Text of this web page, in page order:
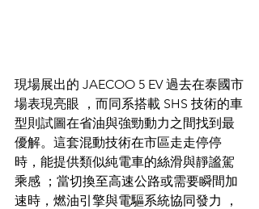
現場展出的 JAECOO 5 EV 過去在泰國市
場表現亮眼 ，而同系搭載 SHS 技術的車
型則試圖在省油與強勁動力之間找到最
優解。這套混動技術在市區走走停停
時，能提供類似純電車的絲滑與靜謐駕
乘感 ；當切換至高速公路或需要瞬間加
速時，燃油引擎與電驅系統協同發力 ，